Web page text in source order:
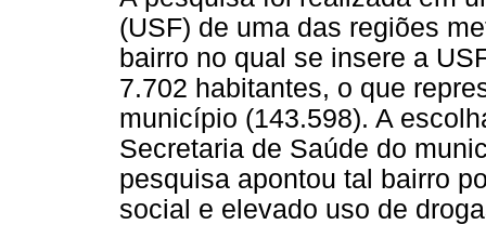
(USF) de uma das regiões
bairro no qual se insere a
7.702 habitantes, o que
município (143.598). A
Secretaria de Saúde do
pesquisa apontou tal bairro
social e elevado uso de